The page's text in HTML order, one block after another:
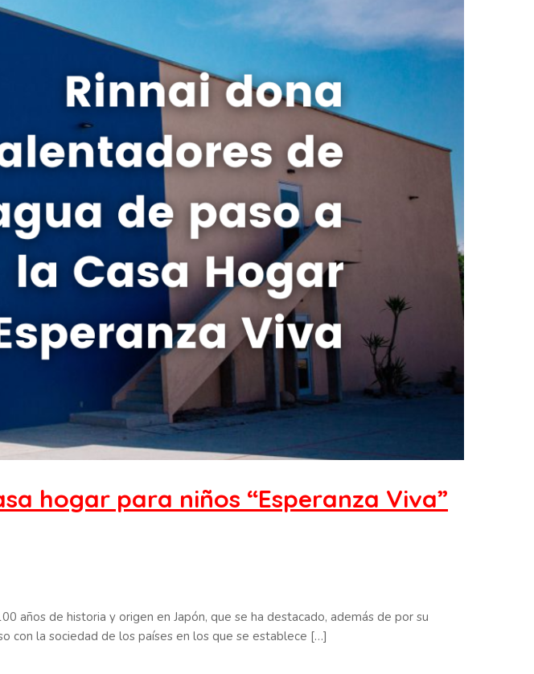
hogar para niños “Esperanza Viva”
años de historia y origen en Japón, que se ha destacado, además de por su
con la sociedad de los países en los que se establece […]